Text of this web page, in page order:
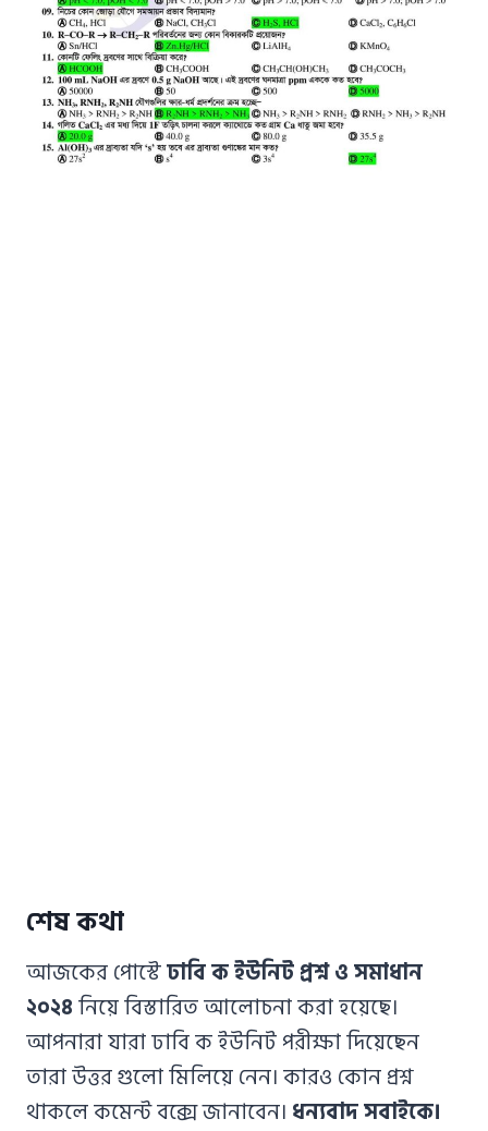
শেষ কথা
আজকের পোস্টেঢাবি ক ইউনিট প্রশ্ন ও সমাধান
২০২৪নিয়ে বিস্তারিত আলোচনা করা হয়েছে।
আপনারা যারা ঢাবি ক ইউনিট পরীক্ষা দিয়েছেন
তারা উত্তর গুলো মিলিয়ে নেন। কারও কোন প্রশ্ন
থাকলে কমেন্ট বক্সে জানাবেন। ধন্যবাদ সবাইকে।